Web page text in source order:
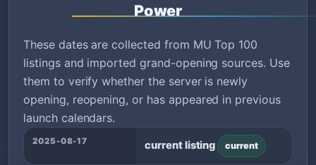
Power
These dates are collected from MU Top 100
listings and imported grand-opening sources. Use
them to verify whether the server is newly
opening, reopening, or has appeared in previous
launch calendars.
2025-08-17 current listing current